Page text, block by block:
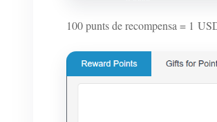
100 punts de recompensa = 1